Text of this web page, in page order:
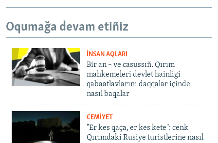
Oqumağa devam etiñiz
İNSAN AQLARI
Bir an – ve casussıñ. Qırım
mahkemeleri devlet hainligi
qabaatlavlarını daqqalar içinde
nasıl baqalar
CEMİYET
"Er kes qaça, er kes kete": cenk
Qırımdaki Rusiye turistlerine nasıl